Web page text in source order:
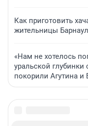
Как приготовить
жительницы
«Нам не хотелось
уральской
покорили Агутина и